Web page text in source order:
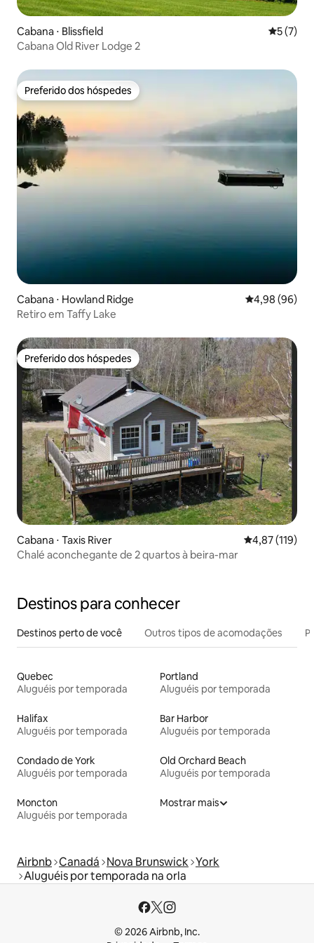
Cabana ⋅ Blissfield 5 de
5 (7)
Cabana Old River Lodge 2
Preferido dos hóspedes
Preferido dos hóspedes
Cabana ⋅ Howland Ridge 4,98 de uma
4,98 (96)
Retiro em Taffy Lake
Preferido dos hóspedes
Preferido dos hóspedes
Cabana ⋅ Taxis River 4,87 de uma
4,87 (119)
Chalé aconchegante de 2 quartos à beira-mar
Destinos para conhecer
Destinos perto de você Outros tipos de acomodações
Quebec
Aluguéis por temporada
Portland
Aluguéis por temporada
Halifax
Aluguéis por temporada
Bar Harbor
Aluguéis por temporada
Condado de York
Aluguéis por temporada
Old Orchard Beach
Aluguéis por temporada
Moncton
Aluguéis por temporada
Mostrar mais
Airbnb Canadá Nova Brunswick York
Aluguéis por temporada na orla
© 2026 Airbnb, Inc.